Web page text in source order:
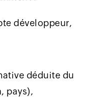
développeur,
déduite du
pays),